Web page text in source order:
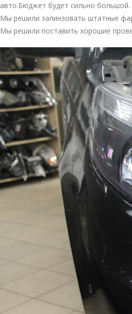
авто.Бюджет будет сильно большой.
Мы решили залинзовать штатные
Мы решили поставить хорошие